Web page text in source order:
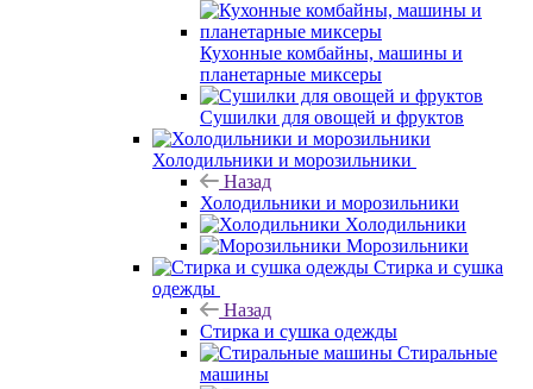
Кухонные комбайны, машины и
планетарные миксеры
Сушилки для овощей и фруктов
Холодильники и морозильники
Назад
Холодильники и морозильники
Холодильники
Морозильники
Стирка и сушка
одежды
Назад
Стирка и сушка одежды
Стиральные
машины